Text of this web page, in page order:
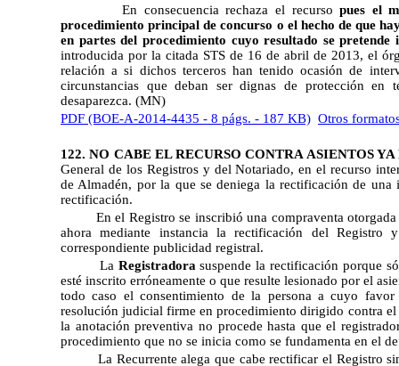
En consecuencia rechaza el recursopues el
procedimiento principal de concurso o el hecho de que
en partes del procedimiento cuyo resultado se pretende
introducida por la citada STS de 16 de abril de 2013, el
relación a si dichos terceros han tenido ocasión de
circunstancias que deban ser dignas de protección en
desaparezca. (MN)
PDF (BOE-A-2014-4435 - 8 págs. - 187 KB) Otros
122. NO CABE EL RECURSO CONTRA ASIENTOS
General de los Registros y del Notariado, en el recurso
de Almadén, por la que se deniega la rectificación de
rectificación.
En el Registro se inscribió una compraventa
ahora mediante instancia la rectificación del
correspondiente publicidad registral.
La Registradora suspende la rectificación porque
esté inscrito erróneamente o que resulte lesionado por el
todo caso el consentimiento de la persona a cuyo favor
resolución judicial firme en procedimiento dirigido contra
la anotación preventiva no procede hasta que el
procedimiento que no se inicia como se fundamenta en el
La Recurrente alega que cabe rectificar el Registro